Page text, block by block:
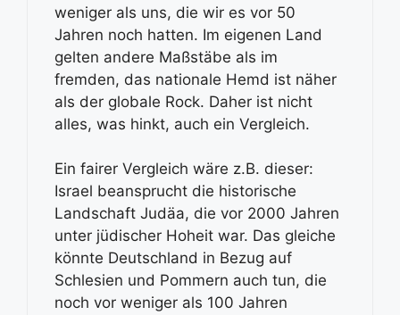
weniger als uns, die wir es vor 50
Jahren noch hatten. Im eigenen Land
gelten andere Maßstäbe als im
fremden, das nationale Hemd ist näher
als der globale Rock. Daher ist nicht
alles, was hinkt, auch ein Vergleich.
Ein fairer Vergleich wäre z.B. dieser:
Israel beansprucht die historische
Landschaft Judäa, die vor 2000 Jahren
unter jüdischer Hoheit war. Das gleiche
könnte Deutschland in Bezug auf
Schlesien und Pommern auch tun, die
noch vor weniger als 100 Jahren